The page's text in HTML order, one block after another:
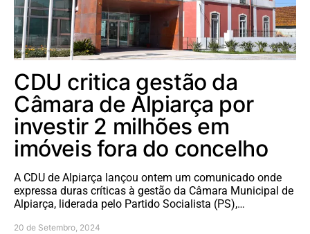
CDU critica gestão da
Câmara de Alpiarça por
investir 2 milhões em
imóveis fora do concelho
A CDU de Alpiarça lançou ontem um comunicado onde
expressa duras críticas à gestão da Câmara Municipal de
Alpiarça, liderada pelo Partido Socialista (PS),…
20 de Setembro, 2024